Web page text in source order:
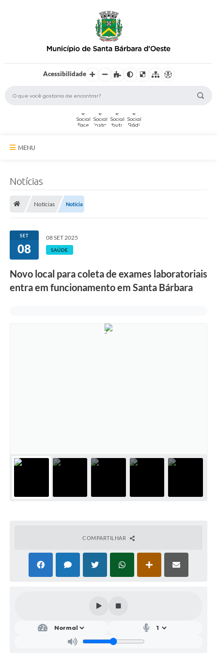
Acessibilidade
MENU
Serviços Online
Transparência
Legislação
Notícias
Notícias Notícia
SET
08
08 SET 2025
SAÚDE
Novo local para coleta de exames laboratoriais
entra em funcionamento em Santa Bárbara
COMPARTILHAR